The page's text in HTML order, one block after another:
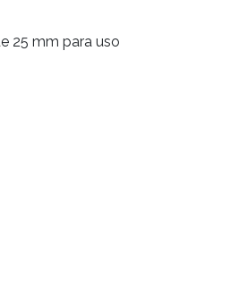
25 mm para uso